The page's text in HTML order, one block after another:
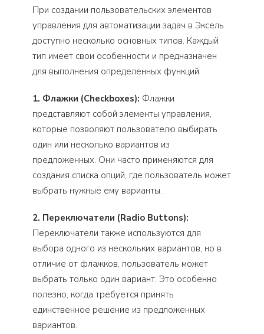
При создании пользовательских элементов
управления для автоматизации задач в Эксель
доступно несколько основных типов. Каждый
тип имеет свои особенности и предназначен
для выполнения определенных функций.
1. Флажки (Checkboxes): Флажки
представляют собой элементы управления,
которые позволяют пользователю выбирать
один или несколько вариантов из
предложенных. Они часто применяются для
создания списка опций, где пользователь может
выбрать нужные ему варианты.
2. Переключатели (Radio Buttons):
Переключатели также используются для
выбора одного из нескольких вариантов, но в
отличие от флажков, пользователь может
выбрать только один вариант. Это особенно
полезно, когда требуется принять
единственное решение из предложенных
вариантов.